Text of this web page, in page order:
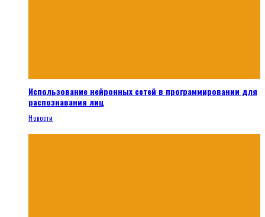
Использование нейронных сетей в программировании для
распознавания лиц
Новости